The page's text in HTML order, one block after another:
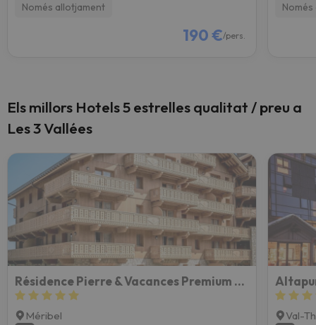
Només allotjament
190 €/pers.
Els millors Hotels 5 estrelles qualitat / preu a
Les 3 Vallées
Résidence Pierre & Vacances Premium L'Hévana
Méribel
Val-